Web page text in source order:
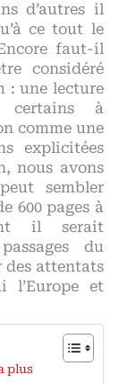
d’autres il
ce tout le
faut-il
considéré
: une lecture
certains à
comme une
explicitées
nous avons
sembler
600 pages à
il serait
du
des attentats
l’Europe et
plus